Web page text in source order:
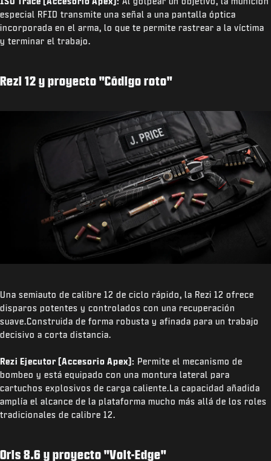
especial RFID transmite una señal a una pantalla óptica
incorporada en el arma, lo que te permite rastrear a la víctima
y terminar el trabajo.
Rezi 12 y proyecto "Código roto"
Una semiauto de calibre 12 de ciclo rápido, la Rezi 12 ofrece
disparos potentes y controlados con una recuperación
suave.Construida de forma robusta y afinada para un trabajo
decisivo a corta distancia.
Rezi Ejecutor (Accesorio Apex): Permite el mecanismo de
bombeo y está equipado con una montura lateral para
cartuchos explosivos de carga caliente.La capacidad añadida
amplía el alcance de la plataforma mucho más allá de los roles
tradicionales de calibre 12.
Oris 8.6 y proyecto "Volt-Edge"